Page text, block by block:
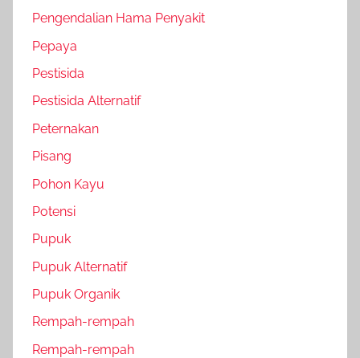
Pengendalian Hama Penyakit
Pepaya
Pestisida
Pestisida Alternatif
Peternakan
Pisang
Pohon Kayu
Potensi
Pupuk
Pupuk Alternatif
Pupuk Organik
Rempah-rempah
Rempah-rempah